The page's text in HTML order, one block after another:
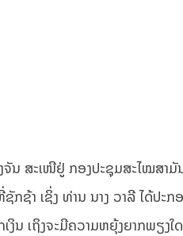
ນ ສະເໜີຢູ່ ກອງປະຊຸມສະໄໝສາ
ຊ້າ ເຊິ່ງ ທ່ານ ນາງ ວາລີ ໄດ້ປະກ
ນ ເຖິງຈະມີຄວາມຫຍຸ້ງຍາກພຽງໃ